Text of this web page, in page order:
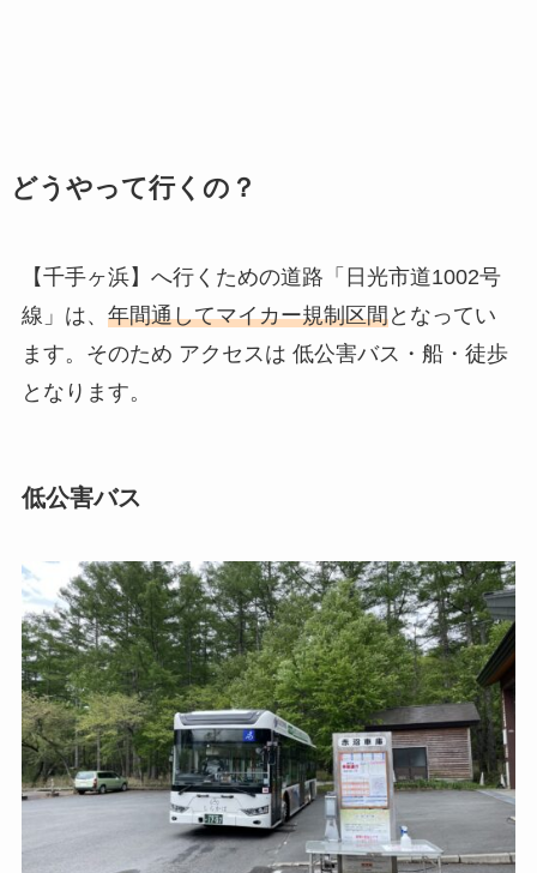
どうやって行くの？
【千手ヶ浜】へ行くための道路「日光市道1002号
線」は、 年間通してマイカー規制区間となってい
ます。そのため アクセスは 低公害バス・船・徒歩
となります。
低公害バス